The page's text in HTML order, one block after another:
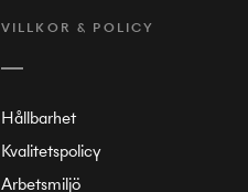
VILLKOR & POLICY
Hållbarhet
Kvalitetspolicy
Arbetsmiljö